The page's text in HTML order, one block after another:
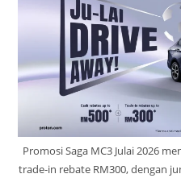
Promosi Saga MC3 Julai 2026
trade-in rebate RM300, dengan